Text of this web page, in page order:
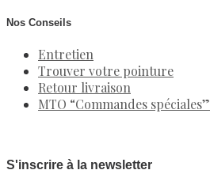
Nos Conseils
Entretien
Trouver votre pointure
Retour livraison
MTO “Commandes spéciales”
S'inscrire à la newsletter